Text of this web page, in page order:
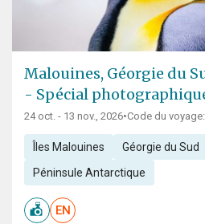
Malouines, Géorgie du
- Spécial
24 oct. - 13 nov., 2026•Code du
Îles Malouines Géorgie du Sud
Péninsule Antarctique
EN